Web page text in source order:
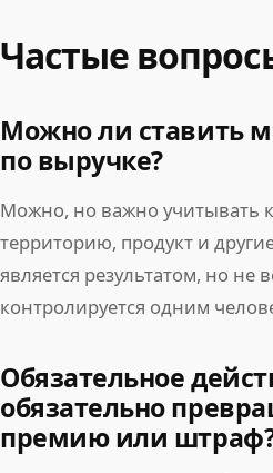
Частые
Можно ли ставить
по выручке?
Можно, но важно учитывать
территорию, продукт и
является результатом, но не
контролируется одним
Обязательное
обязательно
премию или